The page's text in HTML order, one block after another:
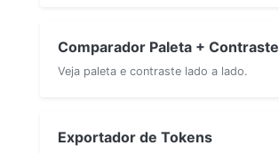
Comparador Paleta + Contraste
Veja paleta e contraste lado a lado.
Exportador de Tokens